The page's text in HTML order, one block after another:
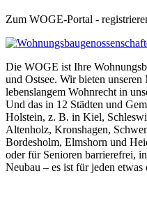
Zum WOGE-Portal -
Die WOGE ist Ihre
und Ostsee. Wir bieten
lebenslangem Wohnrecht in
Und das in 12 Städten und
Holstein, z. B. in Kiel,
Altenholz, Kronshagen,
Bordesholm, Elmshorn und
oder für Senioren barrierefrei,
Neubau – es ist für jeden etwas